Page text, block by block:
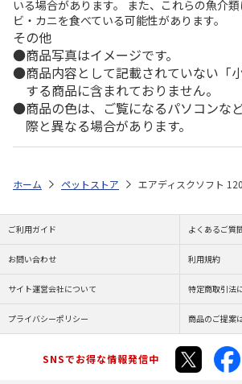
いる場合があります。 また、これらの魚介
ビ・カニを食べている可能性があります。
その他
商品写真はイメージです。
商品内容として記載されていない「
する商品に含まれておりません。
商品の色は、ご覧になるパソコンな
際と異なる場合があります。
ホーム ペットストア エアディスクソフト
ご利用ガイド よくあるご質
お問い合わせ 利用規約
サイト運営会社について 特定商取引法
プライバシーポリシー 商品のご提案
SNSでお得な情報発信中